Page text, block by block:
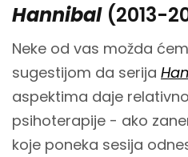
Hannibal(2013-
Neke od vas možda
sugestijom da serija
aspektima daje
psihoterapije - ako
koje poneka sesija